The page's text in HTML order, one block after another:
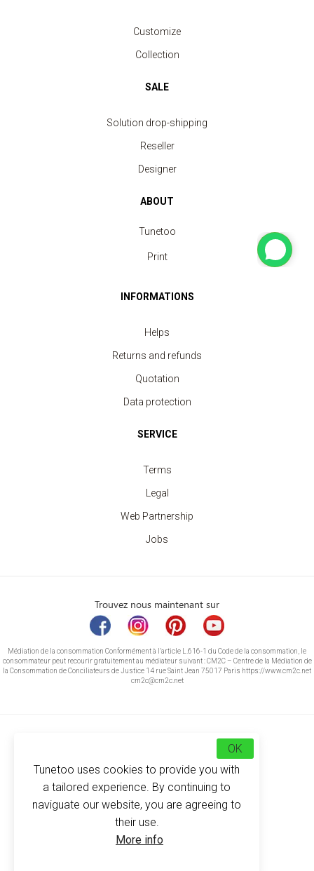
Customize
Collection
SALE
Solution drop-shipping
Reseller
Designer
ABOUT
Tunetoo
Print
INFORMATIONS
Helps
Returns and refunds
Quotation
Data protection
SERVICE
Terms
Legal
Web Partnership
Jobs
Trouvez nous maintenant sur
Médiation de la consommation Conformément à l’article L.616-1 du Code de la consommation, le
consommateur peut recourir gratuitement au médiateur suivant : CM2C – Centre de la Médiation de
la Consommation de Conciliateurs de Justice 14 rue Saint Jean 75017 Paris https://www.cm2c.net
cm2c@cm2c.net
© Copyright 2026
Tunetoo uses cookies to provide you with
a tailored experience. By continuing to
naviguate our website, you are agreeing to
their use.
More info
OK